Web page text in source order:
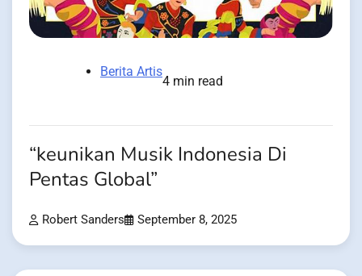
Berita Artis
4 min read
“keunikan Musik Indonesia Di
Pentas Global”
Robert Sanders September 8, 2025